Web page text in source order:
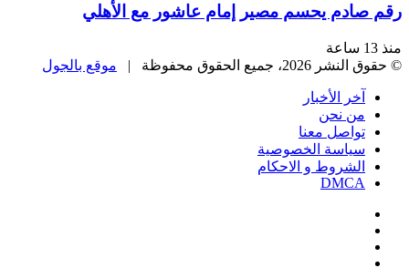
رقم صادم يحسم مصير إمام عاشور مع الأهلي
منذ 13 ساعة
© حقوق النشر 2026، جميع الحقوق محفوظة |
موقع بالجول
آخر الأخبار
من نحن
تواصل معنا
سياسة الخصوصية
الشروط و الاحكام
DMCA